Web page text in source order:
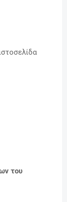
του